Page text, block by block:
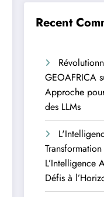
Recent
GEOAFRICA
Approche
des LLMs
L’Intelligence
Défis à